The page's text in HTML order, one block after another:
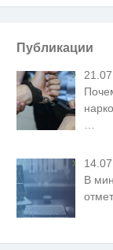
Публикации
…
В